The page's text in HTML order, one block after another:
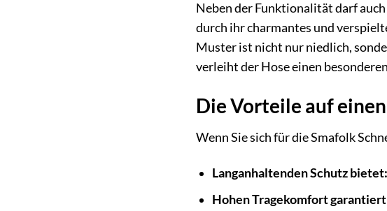
Neben der Funktionalität darf
durch ihr charmantes und
Muster ist nicht nur niedlich,
verleiht der Hose einen
Die Vorteile auf
Wenn Sie sich für die Smafolk
Langanhaltenden Schutz bietet:
Hohen Tragekomfort